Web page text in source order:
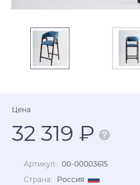
Цена
32 319 ₽
Артикул: 00-00003615
Страна:
Россия